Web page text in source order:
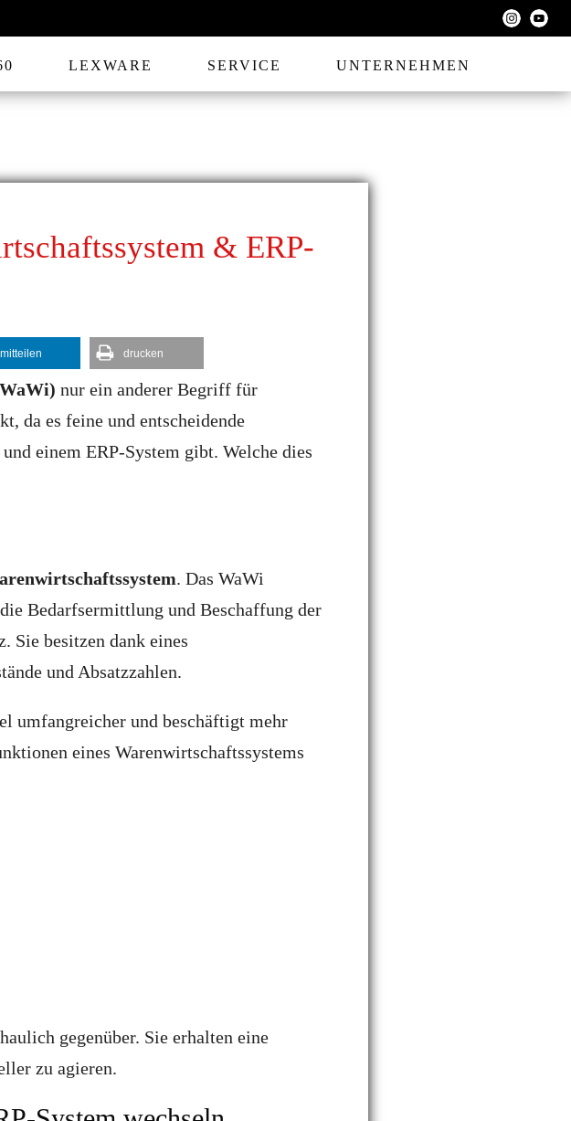
LEXWARE SERVICE UNTERNEHMEN
& ERP-
mitteilen drucken
nur ein anderer Begriff für
da es feine und entscheidende
einem ERP-System gibt. Welche dies
. Das WaWi
Bedarfsermittlung und Beschaffung der
Sie besitzen dank eines
und Absatzzahlen.
umfangreicher und beschäftigt mehr
eines Warenwirtschaftssystems
gegenüber. Sie erhalten eine
zu agieren.